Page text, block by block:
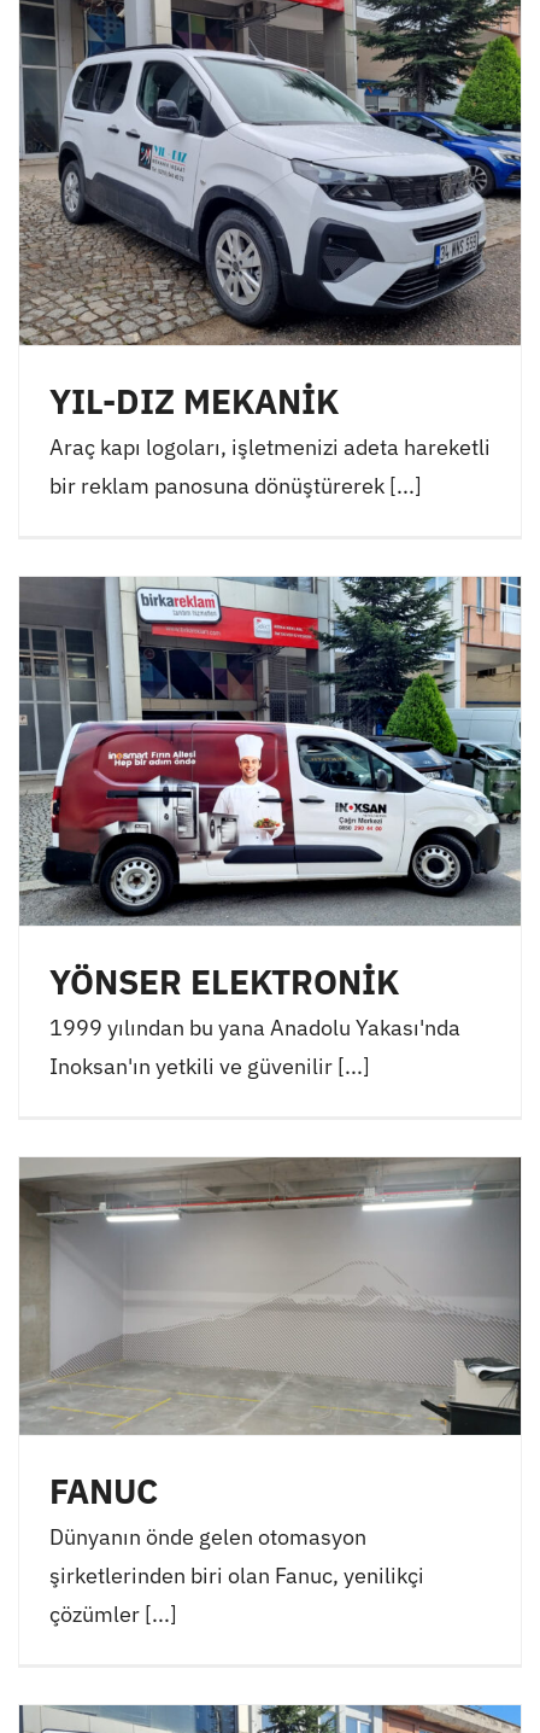
YIL-DIZ MEKANİK
Araç kapı logoları, işletmenizi adeta hareketli
bir reklam panosuna dönüştürerek [...]
YÖNSER ELEKTRONİK
1999 yılından bu yana Anadolu Yakası'nda
Inoksan'ın yetkili ve güvenilir [...]
FANUC
Dünyanın önde gelen otomasyon
şirketlerinden biri olan Fanuc, yenilikçi
çözümler [...]